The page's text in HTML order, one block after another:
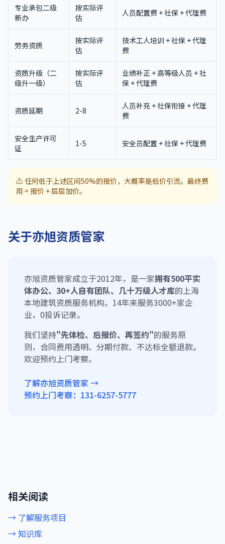
专业承包二级
新办
按实际评
估
人员配置费 + 社保 + 代理费
劳务资质
按实际评
估
技术工人培训 + 社保 + 代理
费
资质升级（二
级升一级）
按实际评
估
业绩补正 + 高等级人员 + 社
保 + 代理费
资质延期 2-8
人员补充 + 社保衔接 + 代理
费
安全生产许可
证
1-5 安全员配置 + 社保 + 代理费
⚠️ 任何低于上述区间50%的报价，大概率是低价引流。最终费
用 = 报价 + 层层加价。
关于亦旭资质管家
亦旭资质管家成立于2012年，是一家拥有500平实
体办公、30+人自有团队、几十万级人才库的上海
本地建筑资质服务机构。14年来服务3000+家企
业，0投诉记录。
我们坚持"先体检、后报价、再签约"的服务原
则，合同费用透明、分期付款、不达标全额退款。
欢迎预约上门考察。
了解亦旭资质管家 →
预约上门考察：131-6257-5777
相关阅读
→ 了解服务项目
→ 知识库